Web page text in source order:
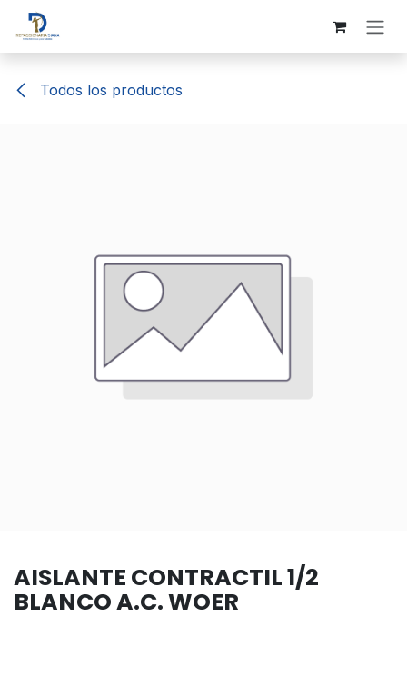
Ir al contenido
Todos los productos
AISLANTE CONTRACTIL 1/2
BLANCO A.C. WOER